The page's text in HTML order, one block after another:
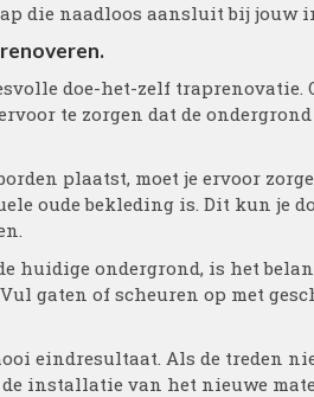
die naadloos aansluit bij jouw
doe-het-zelf traprenovatie.
te zorgen dat de
plaatst, moet je ervoor
oude bekleding is. Dit kun je
huidige ondergrond, is het
gaten of scheuren op met
eindresultaat. Als de treden
installatie van het nieuwe